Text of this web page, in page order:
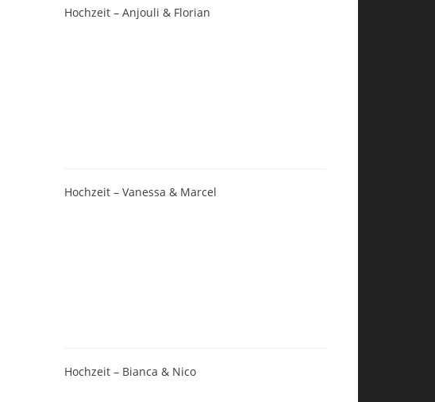
Hochzeit – Anjouli & Florian
Hochzeit – Vanessa & Marcel
Hochzeit – Bianca & Nico